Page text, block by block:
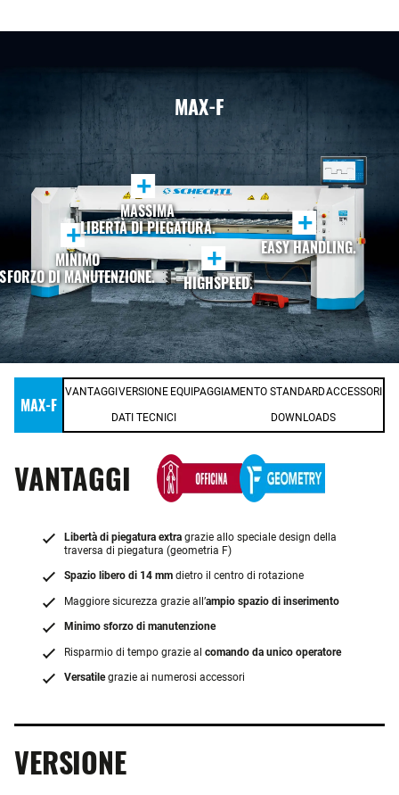
MAX-F
+
MINIMO
SFORZO DI MANUTENZIONE.
+
EASY HANDLING.
+
MASSIMA
LIBERTÀ DI PIEGATURA.
+
HIGHSPEED.
MAX-F
VANTAGGI VERSIONE EQUIPAGGIAMENTO STANDARDACCESSORI
DATI TECNICI DOWNLOADS
VANTAGGI
Libertà di piegatura extra grazie allo speciale design della
traversa di piegatura (geometria F)
Spazio libero di 14 mm dietro il centro di rotazione
Maggiore sicurezza grazie all’ampio spazio di inserimento
Minimo sforzo di manutenzione
Risparmio di tempo grazie al comando da unico operatore
Versatilegrazie ai numerosi accessori
VERSIONE